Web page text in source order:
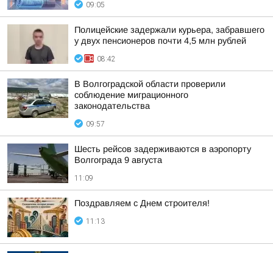
09:05
Полицейские задержали курьера, забравшего
у двух пенсионеров почти 4,5 млн рублей
08:42
В Волгоградской области проверили
соблюдение миграционного
законодательства
09:57
Шесть рейсов задерживаются в аэропорту
Волгограда 9 августа
11:09
Поздравляем с Днем строителя!
11:13